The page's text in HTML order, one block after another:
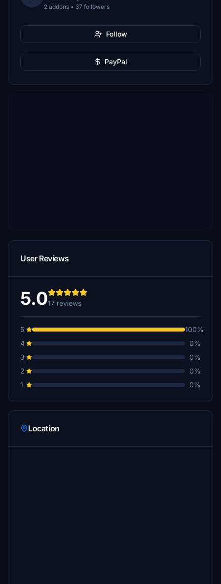
2 addons • 37 followers
Follow
PayPal
User Reviews
5.017 reviews
5
100%
4
0%
3
0%
2
0%
1
0%
Location